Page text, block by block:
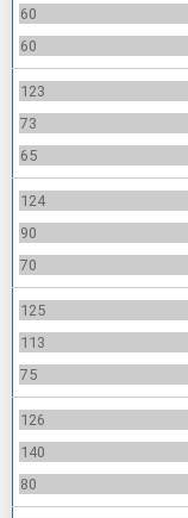
60
60
123
73
65
124
90
70
125
113
75
126
140
80